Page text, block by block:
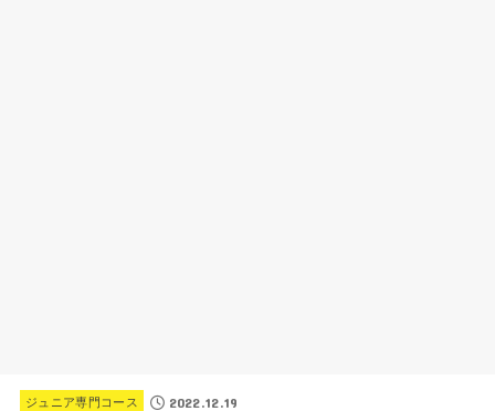
ジュニア専門コース 2022.12.19